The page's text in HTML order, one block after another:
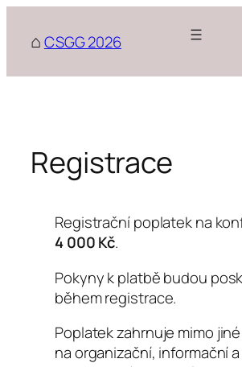
obsah
CSGG 2026
Registrace
Registrační poplatek na
4 000 Kč.
Pokyny k platbě budou
během registrace.
Poplatek zahrnuje mimo
na organizační, informační a